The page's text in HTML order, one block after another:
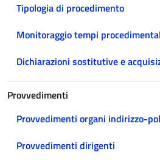
Tipologia di procedimento
Monitoraggio tempi
Dichiarazioni sostitutive e
Provvedimenti
Provvedimenti organi indirizzo-
Provvedimenti dirigenti